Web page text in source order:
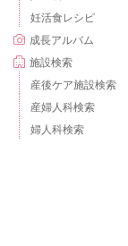
妊活食レシピ
成長アルバム
施設検索
産後ケア施設検索
産婦人科検索
婦人科検索